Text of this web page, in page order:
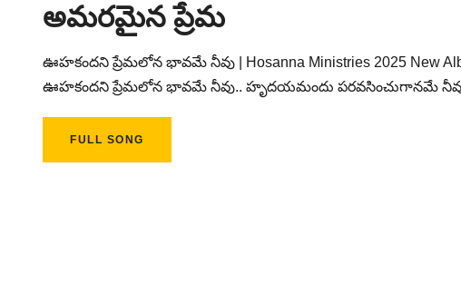
అమరమైన ప్రేమ
ఊహకందని ప్రేమలోన భావమే నీవు | Hosanna Ministries 2025 New
ఊహకందని ప్రేమలోన భావమే నీవు.. హృదయమందు పరవసించుగానమే
FULL SONG